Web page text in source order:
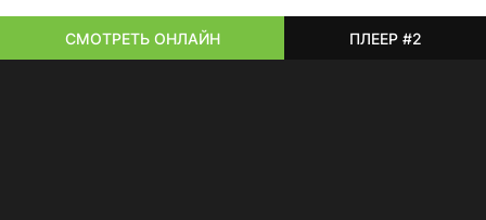
СМОТРЕТЬ ОНЛАЙН ПЛЕЕР #2